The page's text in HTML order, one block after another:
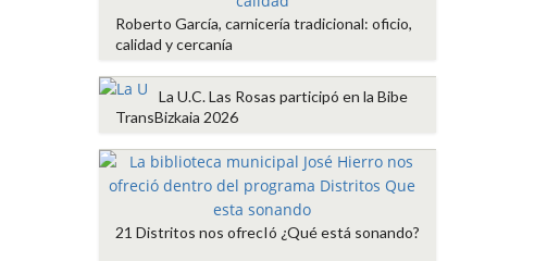
Roberto García, carnicería tradicional: oficio,
calidad y cercanía
La U.C. Las Rosas participó en la Bibe
TransBizkaia 2026
21 Distritos nos ofrecIó ¿Qué está sonando?